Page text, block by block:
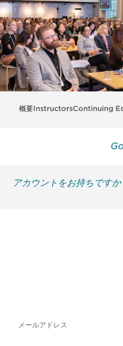
概要InstructorsContinuing
アカウントをお持ちです